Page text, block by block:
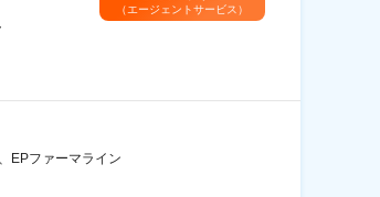
（エージェントサービス）
EPファーマライン